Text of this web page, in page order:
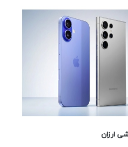
ارزان